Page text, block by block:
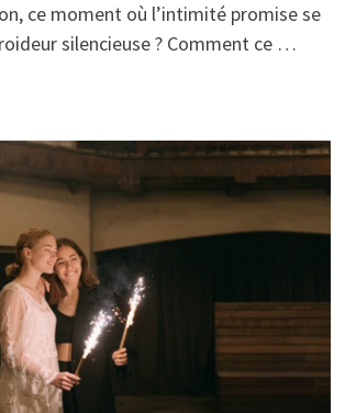
ce moment où l’intimité promise se
silencieuse ? Comment ce …